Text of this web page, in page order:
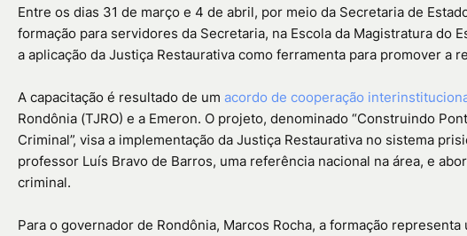
Entre os dias 31 de março e 4 de abril, por meio da Secretaria de
formação para servidores da Secretaria, na Escola da Magistratura do
a aplicação da Justiça Restaurativa como ferramenta para promover a
A capacitação é resultado de um acordo de cooperação
Rondônia (TJRO) e a Emeron. O projeto, denominado “Construindo
Criminal”, visa a implementação da Justiça Restaurativa no sistema
professor Luís Bravo de Barros, uma referência nacional na área, e
criminal.
Para o governador de Rondônia, Marcos Rocha, a formação